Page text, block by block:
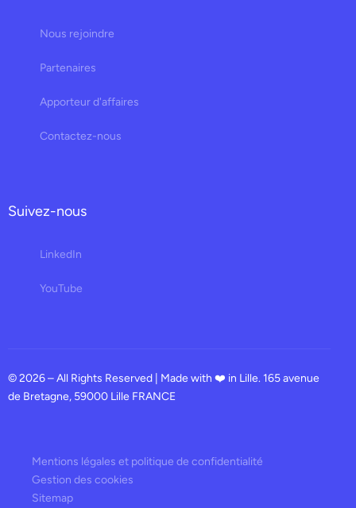
Nous rejoindre
Partenaires
Apporteur d'affaires
Contactez-nous
Suivez-nous
LinkedIn
YouTube
© 2026 – All Rights Reserved | Made with ❤️ in Lille. 165 avenue
de Bretagne, 59000 Lille FRANCE
Mentions légales et politique de confidentialité
Gestion des cookies
Sitemap